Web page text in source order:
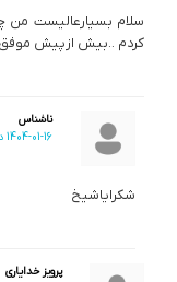
سلام بسیارعالیست من
کردم ..بیش ازپیش موفق
ناشناس
1404-01-16 در 22:34
شکرایاشیخ
پرویز خدایاری